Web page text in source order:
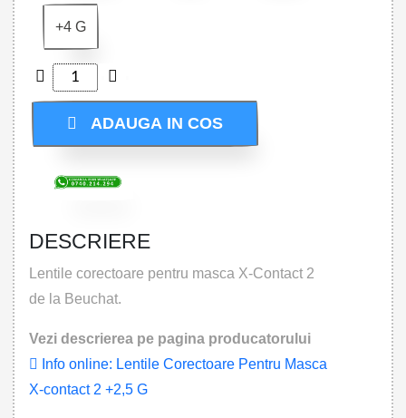
+4 G
ADAUGA IN COS
DESCRIERE
Lentile corectoare pentru masca X-Contact 2
de la Beuchat.
Vezi descrierea pe pagina producatorului
Info online: Lentile Corectoare Pentru Masca
X-contact 2 +2,5 G